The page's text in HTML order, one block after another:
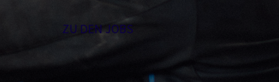
ZU DEN JOBS